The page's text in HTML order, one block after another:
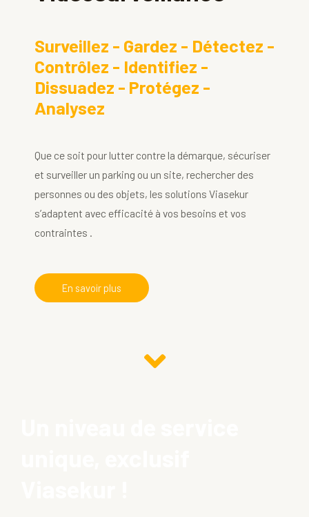
Surveillez - Gardez - Détectez -
Contrôlez - Identifiez -
Dissuadez - Protégez -
Analysez
Que ce soit pour lutter contre la démarque, sécuriser
et surveiller un parking ou un site, rechercher des
personnes ou des objets, les solutions Viasekur
s’adaptent avec efficacité à vos besoins et vos
contraintes .
En savoir plus